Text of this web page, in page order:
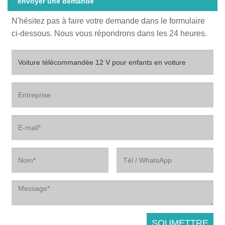
N'hésitez pas à faire votre demande dans le formulaire
ci-dessous. Nous vous répondrons dans les 24 heures.